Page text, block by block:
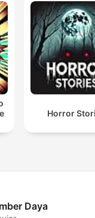
Horror
Daya